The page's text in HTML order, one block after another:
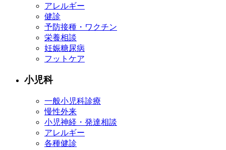
アレルギー
健診
予防接種・ワクチン
栄養相談
妊娠糖尿病
フットケア
小児科
一般小児科診療
慢性外来
小児神経・発達相談
アレルギー
各種健診